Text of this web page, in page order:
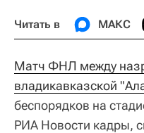
Читать в МАКС
Матч ФНЛ между
владикавказской
беспорядков на
РИА Новости кадры,